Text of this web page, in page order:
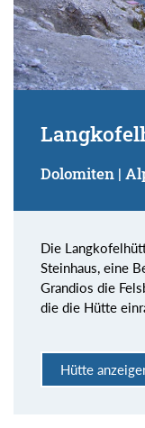
Dolomiten |
Die
Steinhaus, eine
Grandios die
die die Hütte
Hütte